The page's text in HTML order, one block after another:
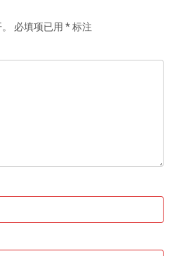
必填项已用*标注